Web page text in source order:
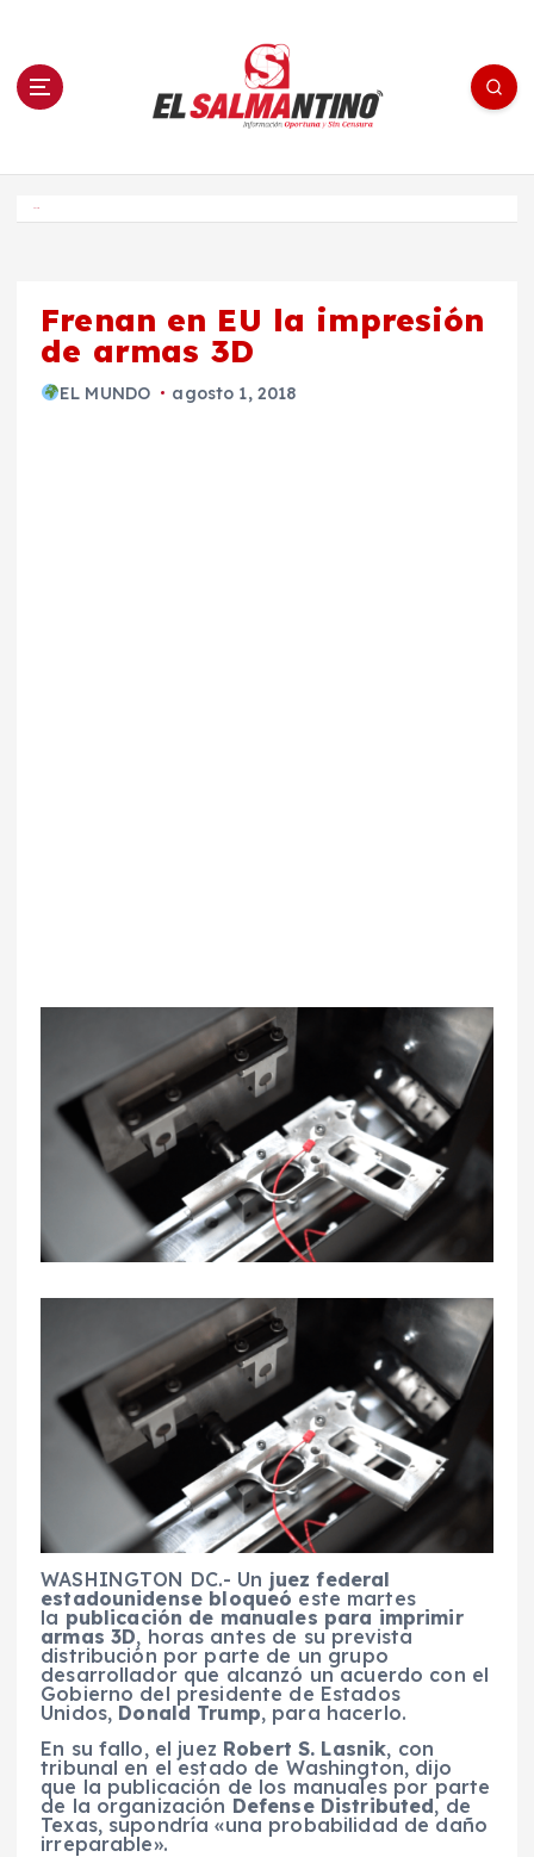
n El Salmantino - medios/noticias/editorial
Frenan en EU la impresión
de armas 3D
EL MUNDO agosto 1, 2018
WASHINGTON DC.- Un juez federal
estadounidense bloqueó este martes
la publicación de manuales para imprimir
armas 3D, horas antes de su prevista
distribución por parte de un grupo
desarrollador que alcanzó un acuerdo con el
Gobierno del presidente de Estados
Unidos, Donald Trump, para hacerlo.
En su fallo, el juez Robert S. Lasnik, con
tribunal en el estado de Washington, dijo
que la publicación de los manuales por parte
de la organización Defense Distributed, de
Texas, supondría «una probabilidad de daño
irreparable».